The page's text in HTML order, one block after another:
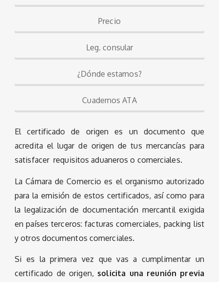
Precio
Leg. consular
¿Dónde estamos?
Cuadernos ATA
El certificado de origen es un documento que
acredita el lugar de origen de tus mercancías para
satisfacer requisitos aduaneros o comerciales.
La Cámara de Comercio es el organismo autorizado
para la emisión de estos certificados, así como para
la legalización de documentación mercantil exigida
en países terceros: facturas comerciales, packing list
y otros documentos comerciales.
Si es la primera vez que vas a cumplimentar un
certificado de origen, solicita una reunión previa